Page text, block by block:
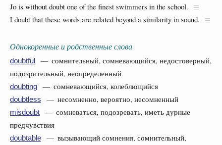
Jo is without doubt one of the finest swimmers in the school.
I doubt that these words are related beyond a similarity in sound.
Однокоренные и родственные слова
doubtful
— сомнительный, сомневающийся, недостоверный,
подозрительный, неопределенный
doubting — сомневающийся, колеблющийся
doubtless — несомненно, вероятно, несомненный
misdoubt
— сомневаться, подозревать, иметь дурные
предчувствия
doubtable
— вызывающий сомнения, сомнительный,